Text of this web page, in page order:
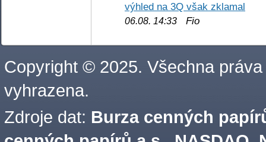
výhled na 3Q však zklamal
06.08. 14:33 Fio
Copyright © 2025. Všechna práva
vyhrazena.
Zdroje dat: Burza cenných